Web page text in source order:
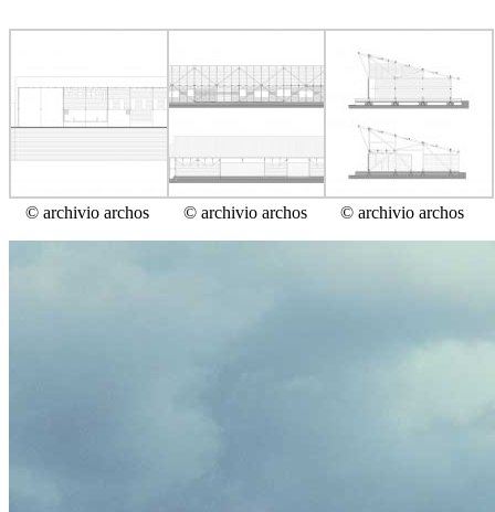
© archivio archos © archivio archos © archivio archos